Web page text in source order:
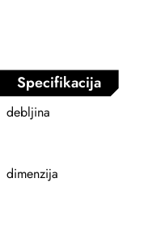
Specifikacija
debljina
dimenzija